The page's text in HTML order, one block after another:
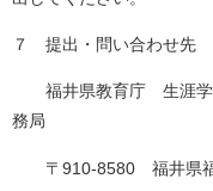
７ 提出・問い合わせ先
福井県教育庁 生涯学
務局
〒910-8580 福井県福